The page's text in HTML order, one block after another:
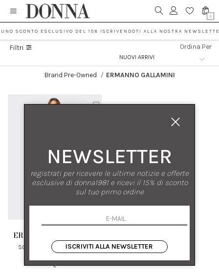
0
SCONTO ESCLUSIVO DEL 15% ISCRIVENDOTI ALLA NOSTRA
Filtri Ordina Per
Brand Pre-Owned / ERMANNO GALLAMINI
ERMANNO GALLAMINI
SOPRABITO OVER IN LINO E
COTONE CON RICAMO
L
NEWSLETTER
registrati per ricevere le ultime notizie e offerte
esclusive di donna1981 e ricevi il 15% di sconto
sul tuo primo ordine
ISCRIVITI ALLA NEWSLETTER